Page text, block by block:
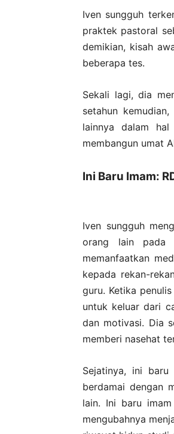
Iven sungguh
praktek pastoral
demikian, kisah
beberapa tes.
Sekali lagi, dia
setahun
lainnya dalam
membangun umat
Ini Baru Imam:
Iven sungguh
orang lain pada
memanfaatkan
kepada rekan-
guru. Ketika
untuk keluar dari
dan motivasi. Dia
memberi nasehat
Sejatinya, ini
berdamai dengan
lain. Ini baru
mengubahnya